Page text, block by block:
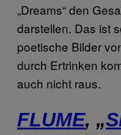
„Dreams“ den
darstellen. Das ist
poetische Bilder
durch Ertrinken
auch nicht raus.
FLUME, „